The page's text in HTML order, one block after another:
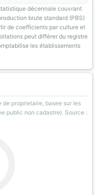
décennale couvrant
brute standard (PBS)
de coefficients par culture et
peut différer du registre
les établissements
proprietaire, basee sur les
public non cadastre). Source :